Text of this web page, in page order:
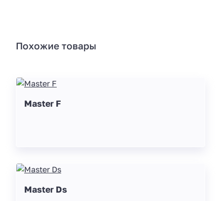
Похожие товары
Master F
Master Ds